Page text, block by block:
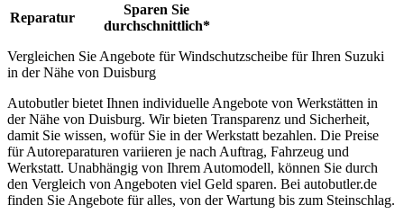
Reparatur
Sparen Sie
durchschnittlich*
Vergleichen Sie Angebote für Windschutzscheibe für Ihren Suzuki
in der Nähe von Duisburg
Autobutler bietet Ihnen individuelle Angebote von Werkstätten in
der Nähe von Duisburg. Wir bieten Transparenz und Sicherheit,
damit Sie wissen, wofür Sie in der Werkstatt bezahlen. Die Preise
für Autoreparaturen variieren je nach Auftrag, Fahrzeug und
Werkstatt. Unabhängig von Ihrem Automodell, können Sie durch
den Vergleich von Angeboten viel Geld sparen. Bei autobutler.de
finden Sie Angebote für alles, von der Wartung bis zum Steinschlag.